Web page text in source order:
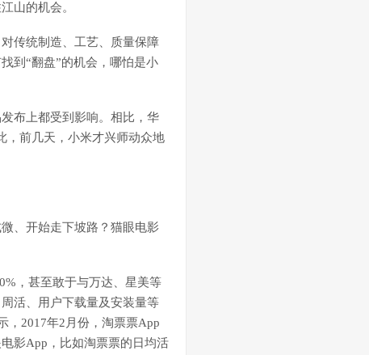
山的机会。
传统制造、工艺、质量保障
到“翻盘”的机会，哪怕是小
布上都受到影响。相比，华
，前几天，小米才兴师动众地
、开始走下坡路？猫眼电影
，甚至敢于与万达、星美等
活、用户下载量及安装量等
，2017年2月份，淘票票App
影App，比如淘票票的日均活